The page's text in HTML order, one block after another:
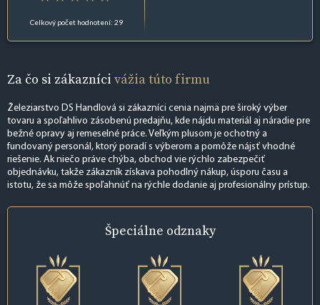
Celkový počet hodnotení: 29
Za čo si zákazníci vážia túto firmu
Železiarstvo DS Handlová si zákazníci cenia najmä pre široký výber
tovaru a spoľahlivo zásobenú predajňu, kde nájdu materiál aj náradie pre
bežné opravy aj remeselné práce. Veľkým plusom je ochotný a
fundovaný personál, ktorý poradí s výberom a pomôže nájsť vhodné
riešenie. Ak niečo práve chýba, obchod vie rýchlo zabezpečiť
objednávku, takže zákazník získava pohodlný nákup, úsporu času a
istotu, že sa môže spoľahnúť na rýchle dodanie aj profesionálny prístup.
Špeciálne odznaky